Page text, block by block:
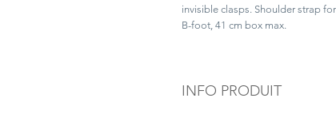
invisible clasps. Shoulder strap
B-foot, 41 cm box max.
INFO PRODUIT